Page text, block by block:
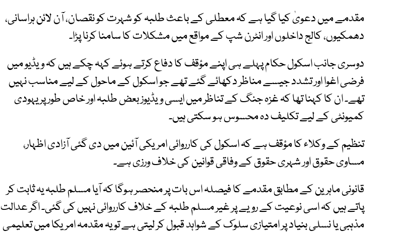
مقدمے میں دعویٰ کیا گیا ہے کہ معطلی کے باعث طلبہ کو شہرت کو نقصان، آن لائن ہراسانی،
دھمکیوں، کالج داخلوں اور انٹرن شپ کے مواقع میں مشکلات کا سامنا کرنا پڑا۔
دوسری جانب اسکول حکام پہلے ہی اپنے مؤقف کا دفاع کرتے ہوئے کہہ چکے ہیں کہ ویڈیو میں
فرضی اغوا اور تشدد جیسے مناظر دکھائے گئے تھے جو اسکول کے ماحول کے لیے مناسب نہیں
تھے۔ ان کا کہنا تھا کہ غزہ جنگ کے تناظر میں ایسی ویڈیوز بعض طلبہ اور خاص طور پر یہودی
کمیونٹی کے لیے تکلیف دہ محسوس ہو سکتی ہیں۔
تنظیم کے وکلاء کا مؤقف ہے کہ اسکول کی کارروائی امریکی آئین میں دی گئی آزادی اظہار،
مساوی حقوق اور شہری حقوق کے وفاقی قوانین کی خلاف ورزی ہے۔
قانونی ماہرین کے مطابق مقدمے کا فیصلہ اس بات پر منحصر ہوگا کہ آیا مسلم طلبہ یہ ثابت کر
پاتے ہیں کہ اسی نوعیت کے رویے پر غیر مسلم طلبہ کے خلاف کارروائی نہیں کی گئی۔ اگر عدالت
مذہبی یا نسلی بنیاد پر امتیازی سلوک کے شواہد قبول کر لیتی ہے تو یہ مقدمہ امریکا میں تعلیمی